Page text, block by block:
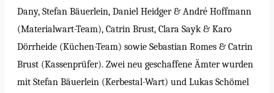
Dany, Stefan Bäuerlein, Daniel Heidger & André Hoffmann
(Materialwart-Team), Catrin Brust, Clara Sayk & Karo
Dörrheide (Küchen-Team) sowie Sebastian Romes & Catrin
Brust (Kassenprüfer). Zwei neu geschaffene Ämter wurden
mit Stefan Bäuerlein (Kerbestal-Wart) und Lukas Schömel